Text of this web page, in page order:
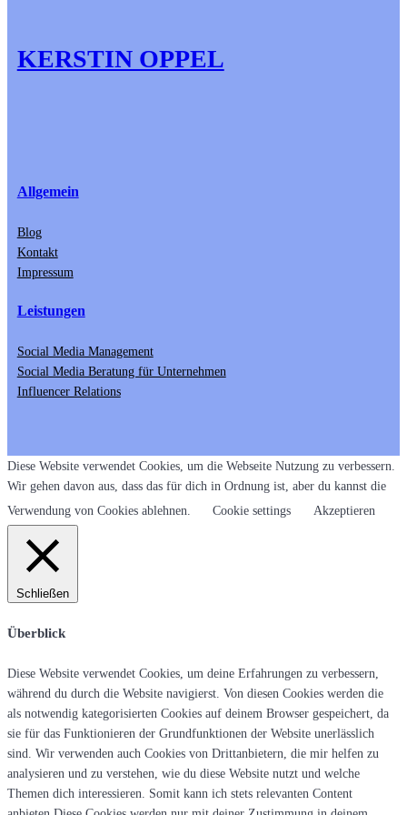
KERSTIN OPPEL
Allgemein
Blog
Kontakt
Impressum
Leistungen
Social Media Management
Social Media Beratung für Unternehmen
Influencer Relations
Diese Website verwendet Cookies, um die Webseite Nutzung zu verbessern.
Wir gehen davon aus, dass das für dich in Ordnung ist, aber du kannst die
Verwendung von Cookies ablehnen.
Cookie settings Akzeptieren
Schließen
Überblick
Diese Website verwendet Cookies, um deine Erfahrungen zu verbessern,
während du durch die Website navigierst. Von diesen Cookies werden die
als notwendig kategorisierten Cookies auf deinem Browser gespeichert, da
sie für das Funktionieren der Grundfunktionen der Website unerlässlich
sind. Wir verwenden auch Cookies von Drittanbietern, die mir helfen zu
analysieren und zu verstehen, wie du diese Website nutzt und welche
Themen dich interessieren. Somit kann ich stets relevanten Content